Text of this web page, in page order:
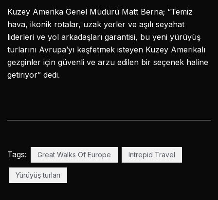
Kuzey Amerika Genel Müdürü Matt Berna; “Temiz
hava, ikonik rotalar, uzak yerler ve aşılı seyahat
liderleri ve yol arkadaşları garantisi, bu yeni yürüyüş
turlarını Avrupa’yı keşfetmek isteyen Kuzey Amerikalı
gezginler için güvenli ve arzu edilen bir seçenek haline
getiriyor” dedi.
Tags: Great Walks Of Europe Intrepid Travel
Yürüyüş turları